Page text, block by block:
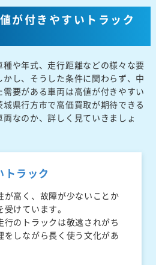
が付きやすいトラック
種や年式、走行距離などの様々な要
し、そうした条件に関わらず、中
要がある車両は高値が付きやすい
県行方市で高価買取が期待できる
なのか、詳しく見ていきましょ
トラック
が高く、故障が少ないことか
けています。
行のトラックは敬遠されがち
をしながら長く使う文化があ